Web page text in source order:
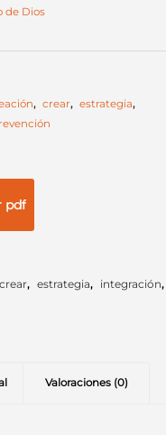
de Dios
, crear, estrategia,
pdf
crear, estrategia, integración,
Valoraciones (0)